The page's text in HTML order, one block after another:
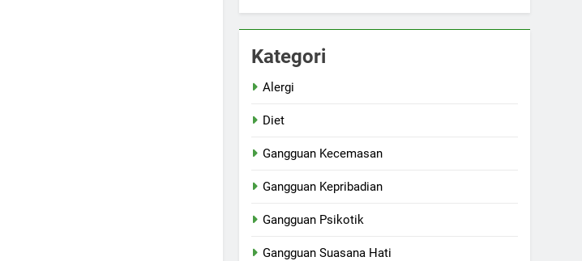
Kategori
Alergi
Diet
Gangguan Kecemasan
Gangguan Kepribadian
Gangguan Psikotik
Gangguan Suasana Hati